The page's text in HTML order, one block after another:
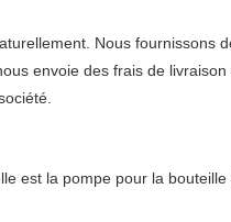
Nous fournissons
envoie des frais de
est la pompe pour la bouteille